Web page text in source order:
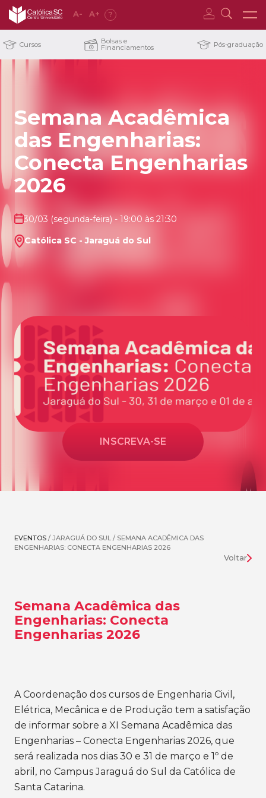
A- A+ ?
Cursos Bolsas e
Financiamentos Pós-graduação
INSCREVA-SE
Semana Acadêmica
das Engenharias:
Conecta Engenharias
2026
30/03 (segunda-feira) - 19:00 às 21:30
Católica SC - Jaraguá do Sul
EVENTOS / JARAGUÁ DO SUL / SEMANA ACADÊMICA DAS
ENGENHARIAS: CONECTA ENGENHARIAS 2026
Voltar
Semana Acadêmica das
Engenharias: Conecta
Engenharias 2026
A Coordenação dos cursos de Engenharia Civil,
Elétrica, Mecânica e de Produção tem a satisfação
de informar sobre a XI Semana Acadêmica das
Engenharias – Conecta Engenharias 2026, que
será realizada nos dias 30 e 31 de março e 1º de
abril, no Campus Jaraguá do Sul da Católica de
Santa Catarina.